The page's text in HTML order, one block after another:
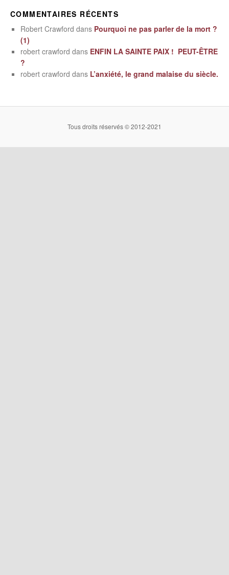
COMMENTAIRES RÉCENTS
Robert Crawford dans Pourquoi ne pas parler de la mort ?
(1)
robert crawford dans ENFIN LA SAINTE PAIX ! PEUT-ÊTRE
?
robert crawford dans L’anxiété, le grand malaise du siècle.
Tous droits réservés © 2012-2021